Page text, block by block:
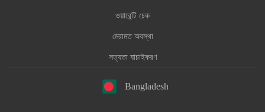
ওয়ারেন্টি চেক
মেরামত অবস্থা
সত্যতা যাচাইকরণ
Bangladesh